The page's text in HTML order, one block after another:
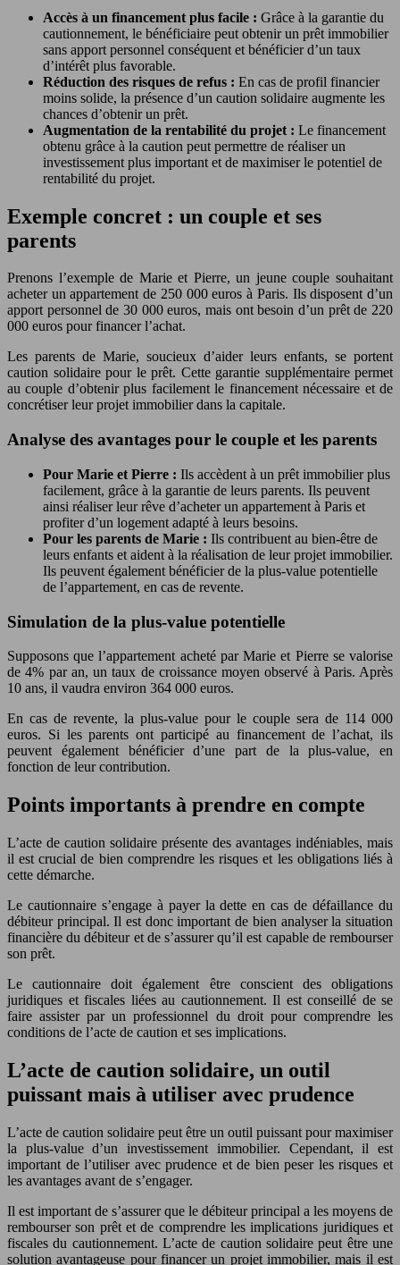
Accès à un financement plus facile : Grâce à la garantie du
cautionnement, le bénéficiaire peut obtenir un prêt immobilier
sans apport personnel conséquent et bénéficier d’un taux
d’intérêt plus favorable.
Réduction des risques de refus : En cas de profil financier
moins solide, la présence d’un caution solidaire augmente les
chances d’obtenir un prêt.
Augmentation de la rentabilité du projet : Le financement
obtenu grâce à la caution peut permettre de réaliser un
investissement plus important et de maximiser le potentiel de
rentabilité du projet.
Exemple concret : un couple et ses
parents
Prenons l’exemple de Marie et Pierre, un jeune couple souhaitant
acheter un appartement de 250 000 euros à Paris. Ils disposent d’un
apport personnel de 30 000 euros, mais ont besoin d’un prêt de 220
000 euros pour financer l’achat.
Les parents de Marie, soucieux d’aider leurs enfants, se portent
caution solidaire pour le prêt. Cette garantie supplémentaire permet
au couple d’obtenir plus facilement le financement nécessaire et de
concrétiser leur projet immobilier dans la capitale.
Analyse des avantages pour le couple et les parents
Pour Marie et Pierre : Ils accèdent à un prêt immobilier plus
facilement, grâce à la garantie de leurs parents. Ils peuvent
ainsi réaliser leur rêve d’acheter un appartement à Paris et
profiter d’un logement adapté à leurs besoins.
Pour les parents de Marie : Ils contribuent au bien-être de
leurs enfants et aident à la réalisation de leur projet immobilier.
Ils peuvent également bénéficier de la plus-value potentielle
de l’appartement, en cas de revente.
Simulation de la plus-value potentielle
Supposons que l’appartement acheté par Marie et Pierre se valorise
de 4% par an, un taux de croissance moyen observé à Paris. Après
10 ans, il vaudra environ 364 000 euros.
En cas de revente, la plus-value pour le couple sera de 114 000
euros. Si les parents ont participé au financement de l’achat, ils
peuvent également bénéficier d’une part de la plus-value, en
fonction de leur contribution.
Points importants à prendre en compte
L’acte de caution solidaire présente des avantages indéniables, mais
il est crucial de bien comprendre les risques et les obligations liés à
cette démarche.
Le cautionnaire s’engage à payer la dette en cas de défaillance du
débiteur principal. Il est donc important de bien analyser la situation
financière du débiteur et de s’assurer qu’il est capable de rembourser
son prêt.
Le cautionnaire doit également être conscient des obligations
juridiques et fiscales liées au cautionnement. Il est conseillé de se
faire assister par un professionnel du droit pour comprendre les
conditions de l’acte de caution et ses implications.
L’acte de caution solidaire, un outil
puissant mais à utiliser avec prudence
L’acte de caution solidaire peut être un outil puissant pour maximiser
la plus-value d’un investissement immobilier. Cependant, il est
important de l’utiliser avec prudence et de bien peser les risques et
les avantages avant de s’engager.
Il est important de s’assurer que le débiteur principal a les moyens de
rembourser son prêt et de comprendre les implications juridiques et
fiscales du cautionnement. L’acte de caution solidaire peut être une
solution avantageuse pour financer un projet immobilier, mais il est